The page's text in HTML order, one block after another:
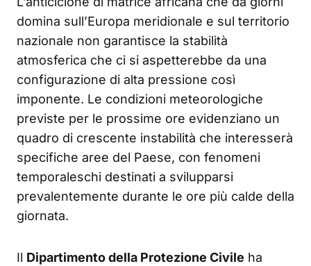
domina sull’Europa meridionale e sul territorio
nazionale non garantisce la stabilità
atmosferica che ci si aspetterebbe da una
configurazione di alta pressione così
imponente. Le condizioni meteorologiche
previste per le prossime ore evidenziano un
quadro di crescente instabilità che interesserà
specifiche aree del Paese, con fenomeni
temporaleschi destinati a svilupparsi
prevalentemente durante le ore più calde della
giornata.
Il Dipartimento della Protezione Civile ha